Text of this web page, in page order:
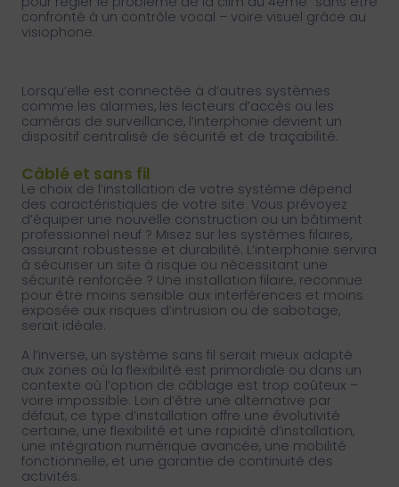
confronté à un contrôle vocal – voire visuel grâce au
visiophone.
Lorsqu’elle est connectée à d’autres systèmes
comme les alarmes, les lecteurs d’accès ou les
caméras de surveillance, l’interphonie devient un
dispositif centralisé de sécurité et de traçabilité.
Câblé et sans fil
Le choix de l’installation de votre système dépend
des caractéristiques de votre site. Vous prévoyez
d’équiper une nouvelle construction ou un bâtiment
professionnel neuf ? Misez sur les systèmes filaires,
assurant robustesse et durabilité. L’interphonie servira
à sécuriser un site à risque ou nécessitant une
sécurité renforcée ? Une installation filaire, reconnue
pour être moins sensible aux interférences et moins
exposée aux risques d’intrusion ou de sabotage,
serait idéale.
A l’inverse, un système sans fil serait mieux adapté
aux zones où la flexibilité est primordiale ou dans un
contexte où l’option de câblage est trop coûteux –
voire impossible. Loin d’être une alternative par
défaut, ce type d’installation offre une évolutivité
certaine, une flexibilité et une rapidité d’installation,
une intégration numérique avancée, une mobilité
fonctionnelle, et une garantie de continuité des
activités.